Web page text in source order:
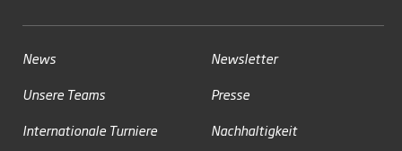
News
Unsere Teams
Internationale Turniere
Newsletter
Presse
Nachhaltigkeit